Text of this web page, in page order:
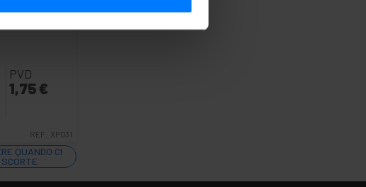
Speakon
PVD
1,75 €
REF: XP031
QUANDO CI